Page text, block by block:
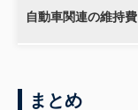
自動車関連の維持費
まとめ